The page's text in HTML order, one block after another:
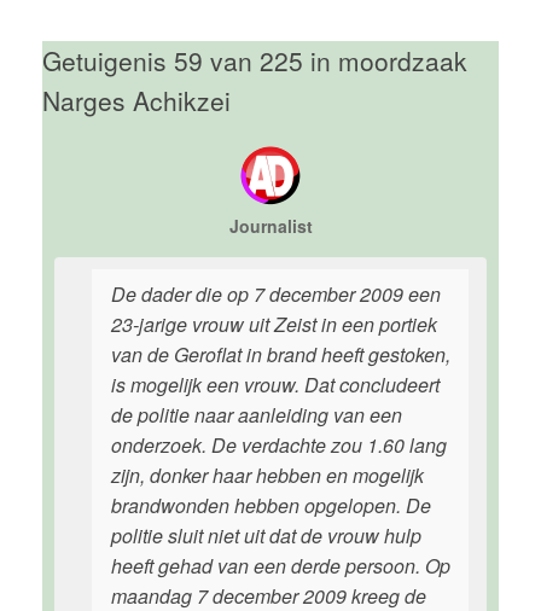
Getuigenis 59 van 225 in moordzaak
Narges Achikzei
Journalist
De dader die op 7 december 2009 een
23-jarige vrouw uit Zeist in een portiek
van de Geroflat in brand heeft gestoken,
is mogelijk een vrouw. Dat concludeert
de politie naar aanleiding van een
onderzoek. De verdachte zou 1.60 lang
zijn, donker haar hebben en mogelijk
brandwonden hebben opgelopen. De
politie sluit niet uit dat de vrouw hulp
heeft gehad van een derde persoon. Op
maandag 7 december 2009 kreeg de